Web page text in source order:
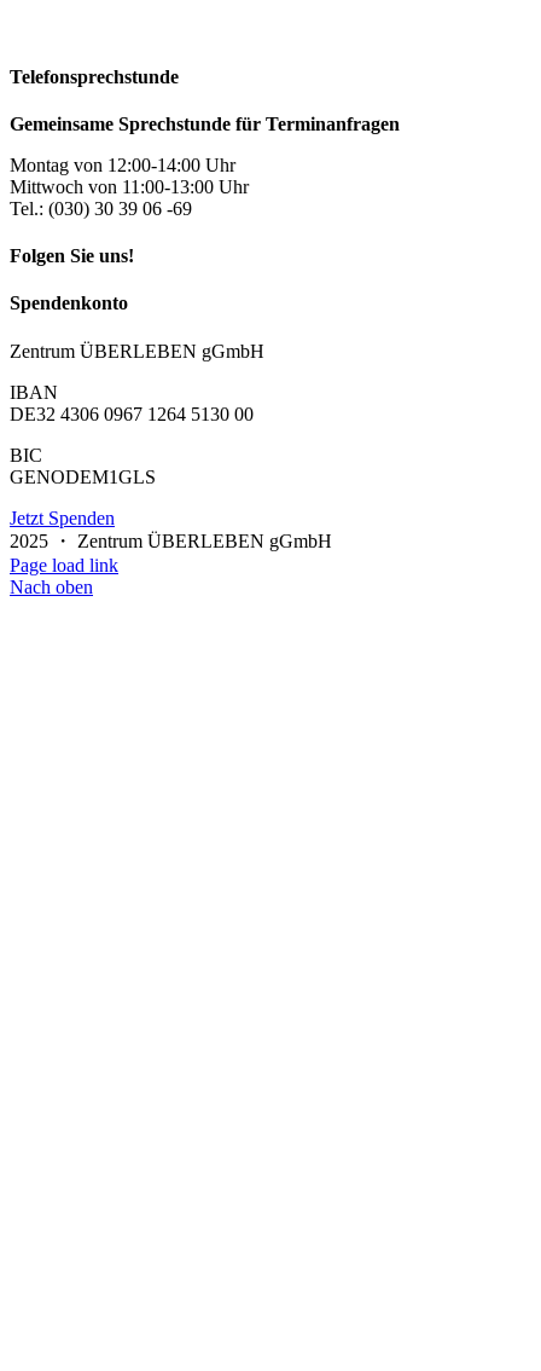
Telefonsprechstunde
Gemeinsame Sprechstunde für Terminanfragen
Montag von 12:00-14:00 Uhr
Mittwoch von 11:00-13:00 Uhr
Tel.: (030) 30 39 06 -69
Folgen Sie uns!
Spendenkonto
Zentrum ÜBERLEBEN gGmbH
IBAN
DE32 4306 0967 1264 5130 00
BIC
GENODEM1GLS
Jetzt Spenden
2025 ・ Zentrum ÜBERLEBEN gGmbH
Page load link
Nach oben